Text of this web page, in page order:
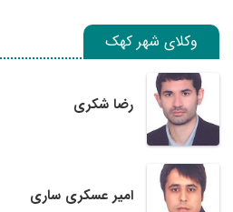
وکلای شهر کهک
رضا شکری
امیر عسکری ساری